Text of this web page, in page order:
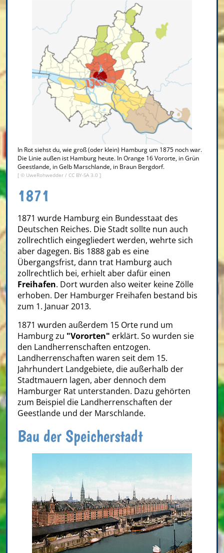
In Rot siehst du, wie groß (oder klein) Hamburg um 1875 noch war.
Die Linie außen ist Hamburg heute. In Orange 16 Vororte, in Grün
Geestlande, in Gelb Marschlande, in Braun Bergdorf.
[ © UweRohwedder / CC BY-SA 3.0 ]
1871
1871 wurde Hamburg ein Bundesstaat des
Deutschen Reiches. Die Stadt sollte nun auch
zollrechtlich eingegliedert werden, wehrte sich
aber dagegen. Bis 1888 gab es eine
Übergangsfrist, dann trat Hamburg auch
zollrechtlich bei, erhielt aber dafür einen
Freihafen. Dort wurden also weiter keine Zölle
erhoben. Der Hamburger Freihafen bestand bis
zum 1. Januar 2013.
1871 wurden außerdem 15 Orte rund um
Hamburg zu "Vororten" erklärt. So wurden sie
den Landherrenschaften entzogen.
Landherrenschaften waren seit dem 15.
Jahrhundert Landgebiete, die außerhalb der
Stadtmauern lagen, aber dennoch dem
Hamburger Rat unterstanden. Dazu gehörten
zum Beispiel die Landherrenschaften der
Geestlande und der Marschlande.
Bau der Speicherstadt